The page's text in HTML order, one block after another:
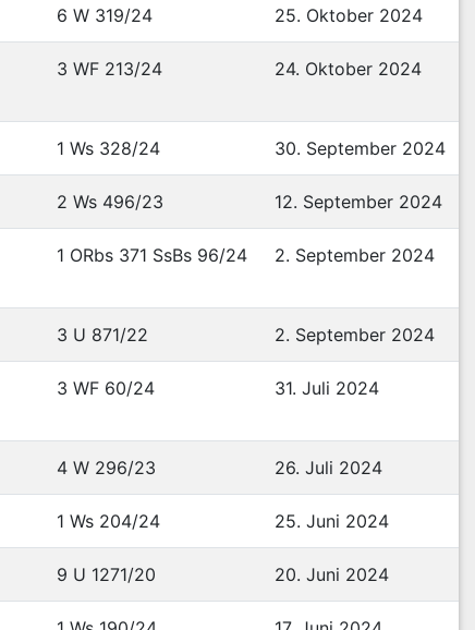
6 W 319/24 25. Oktober 2024
3 WF 213/24 24. Oktober 2024
1 Ws 328/24 30. September 2024
2 Ws 496/23 12. September 2024
1 ORbs 371 SsBs 96/24 2. September 2024
3 U 871/22 2. September 2024
3 WF 60/24 31. Juli 2024
4 W 296/23 26. Juli 2024
1 Ws 204/24 25. Juni 2024
9 U 1271/20 20. Juni 2024